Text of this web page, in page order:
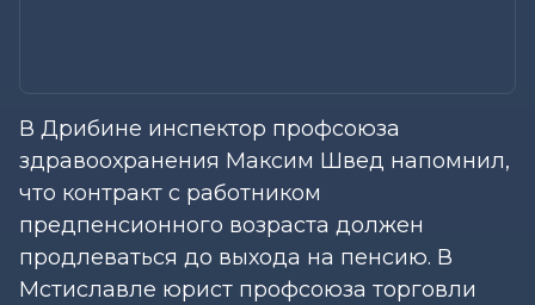
В Дрибине инспектор профсоюза
здравоохранения Максим Швед напомнил,
что контракт с работником
предпенсионного возраста должен
продлеваться до выхода на пенсию. В
Мстиславле юрист профсоюза торговли